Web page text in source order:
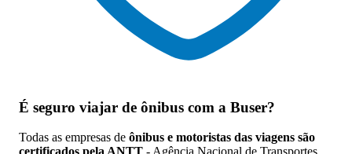
É seguro viajar de ônibus com a Buser?
Todas as empresas de ônibus e motoristas das viagens são